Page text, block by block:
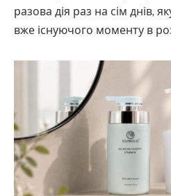
разова дія раз на сім днів,
вже існуючого моменту в